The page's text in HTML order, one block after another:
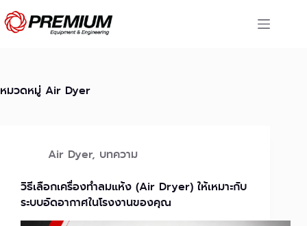
Skip
to
content
หมวดหมู่ Air Dyer
Air Dyer, บทความ
วิธีเลือกเครื่องทำลมแห้ง (Air Dryer) ให้เหมาะกับ
ระบบอัดอากาศในโรงงานของคุณ